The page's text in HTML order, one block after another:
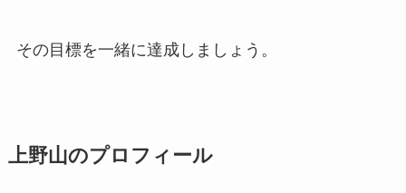
その目標を一緒に達成しましょう。
上野山のプロフィール